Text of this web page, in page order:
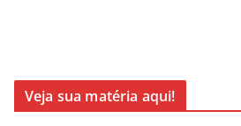
Veja sua matéria aqui!